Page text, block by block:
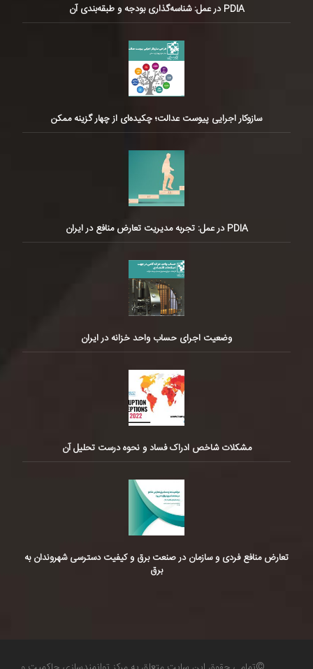
PDIA در عمل: شناسه‌گذاری بودجه و طبقه‌بندی آن
سازوکار اجرایی پیوست عدالت؛ چکیده‌ای از چهار گزینه ممکن
PDIA در عمل: تجربه مدیریت تعارض منافع در ایران
وضعیت اجرای حساب واحد خزانه در ایران
مشکلات شاخص ادراک فساد و نحوه درست تحلیل آن
تعارض منافع فردی و سازمان در صنعت برق و کیفیت دسترسی شهروندان به
برق